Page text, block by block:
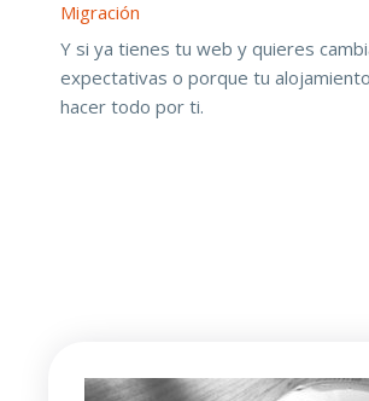
Migración
Y si ya tienes tu web y quieres
expectativas o porque tu
hacer todo por ti.